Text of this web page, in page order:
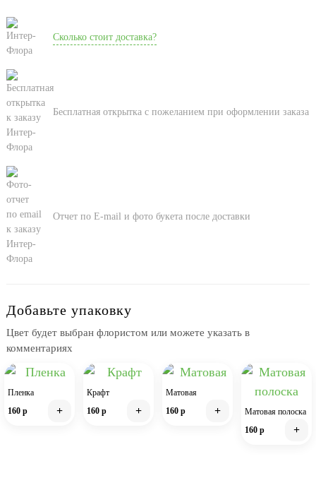
Сколько стоит доставка?
Бесплатная открытка с пожеланием при оформлении заказа
Отчет по E-mail и фото букета после доставки
Добавьте упаковку
Цвет будет выбран флористом или можете указать в
комментариях
Пленка
160 р
+
Крафт
160 р
+
Матовая
160 р
+
Матовая полоска
160 р
+